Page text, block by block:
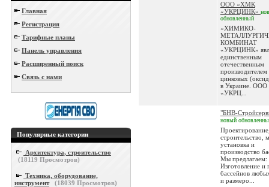
Главная
Регистрация
Тарифные планы
Панель управления
Расширенный поиск
Связь с нами
Популярные категории
Архитектура, строительство
(18119 Просмотров)
Техника, оборудование,
инструмент
(18039 Просмотров)
ООО «ХМК
«УКРЦИНК»
обновленный
«ХИМИКО-
КОМБИНАТ
«УКРЦИНК»
единственным
отечественным
производителем
цинковых
в Украине.
«УКРЦ...
"БНВ-
новый
строительство,
установка и
производство
Мы предлагаем:
Изготовление и
бассейнов
и размеро...